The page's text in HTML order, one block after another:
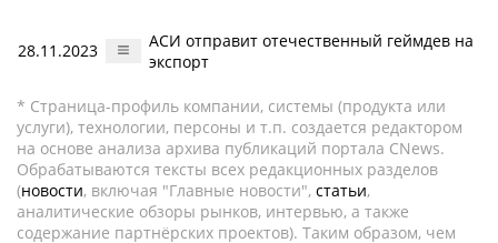
28.11.2023
АСИ отправит отечественный геймдев на
экспорт
* Страница-профиль компании, системы (продукта или
услуги), технологии, персоны и т.п. создается редактором
на основе анализа архива публикаций портала CNews.
Обрабатываются тексты всех редакционных разделов
(новости, включая "Главные новости", статьи,
аналитические обзоры рынков, интервью, а также
содержание партнёрских проектов). Таким образом, чем